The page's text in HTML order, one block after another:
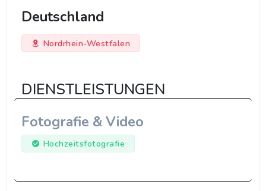
Deutschland
Nordrhein-Westfalen
DIENSTLEISTUNGEN
Fotografie & Video
Hochzeitsfotografie